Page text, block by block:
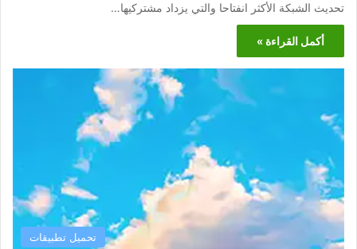
تحديث الشبكة الأكثر انفتاحا والتي يزداد مشتركيها…
أكمل القراءة »
تحميل تطبيقات